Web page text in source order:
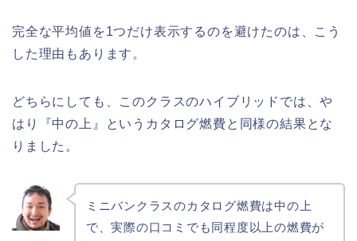
完全な平均値を1つだけ表示するのを避けたのは、こう
した理由もあります。
どちらにしても、このクラスのハイブリッドでは、や
はり『中の上』というカタログ燃費と同様の結果とな
りました。
ミニバンクラスのカタログ燃費は中の上
で、実際の口コミでも同程度以上の燃費が